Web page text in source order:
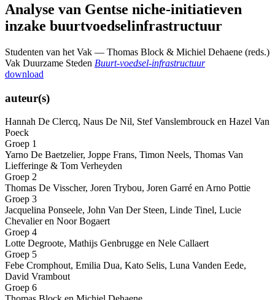
Analyse van Gentse niche-initiatieven
inzake buurtvoedselinfrastructuur
Studenten van het Vak — Thomas Block & Michiel Dehaene (reds.)
Vak Duurzame Steden Buurt-voedsel-infrastructuur
download
auteur(s)
Hannah De Clercq, Naus De Nil, Stef Vanslembrouck en Hazel Van
Poeck
Groep 1
Yarno De Baetzelier, Joppe Frans, Timon Neels, Thomas Van
Liefferinge & Tom Verheyden
Groep 2
Thomas De Visscher, Joren Trybou, Joren Garré en Arno Pottie
Groep 3
Jacquelina Ponseele, John Van Der Steen, Linde Tinel, Lucie
Chevalier en Noor Bogaert
Groep 4
Lotte Degroote, Mathijs Genbrugge en Nele Callaert
Groep 5
Febe Cromphout, Emilia Dua, Kato Selis, Luna Vanden Eede,
David Vrambout
Groep 6